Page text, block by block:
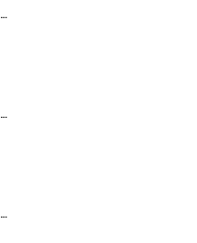
アセチレンの製造拠点や企業情報を愛知県で効率よく調べるための実践ガイド
異形棒鋼の規格を愛知県で正確に把握し最適調達するための実務ガイド
溶接の精度を高めるために知っておきたい測定基準と実践ポイント